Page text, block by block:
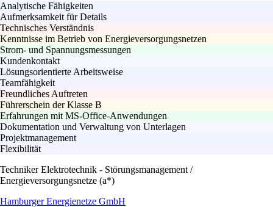
Analytische Fähigkeiten
Aufmerksamkeit für Details
Technisches Verständnis
Kenntnisse im Betrieb von Energieversorgungsnetzen
Strom- und Spannungsmessungen
Kundenkontakt
Lösungsorientierte Arbeitsweise
Teamfähigkeit
Freundliches Auftreten
Führerschein der Klasse B
Erfahrungen mit MS-Office-Anwendungen
Dokumentation und Verwaltung von Unterlagen
Projektmanagement
Flexibilität
Techniker Elektrotechnik - Störungsmanagement /
Energieversorgungsnetze (a*)
Hamburger Energienetze GmbH